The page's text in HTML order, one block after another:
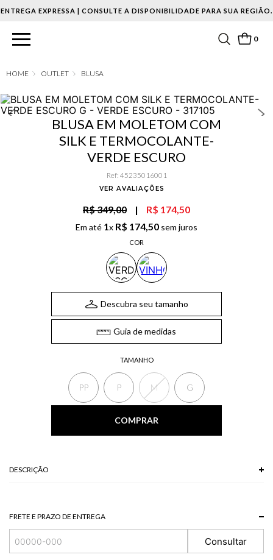
ENTREGA EXPRESSA | CONSULTE A DISPONIBILIDADE PARA SUA REGIÃO.
0
OUTLET BLUSA
BLUSA EM MOLETOM COM
SILK E TERMOCOLANTE-
VERDE ESCURO
Ref: 45235016001
VER AVALIAÇÕES
R$ 349,00 | R$ 174,50
Em até 1x R$ 174,50 sem juros
COR
TAMANHO
PP P M G
Descubra seu tamanho
Guia de medidas
COMPRAR
DESCRIÇÃO
100% ALGODAO
FRETE E PRAZO DE ENTREGA
Consultar